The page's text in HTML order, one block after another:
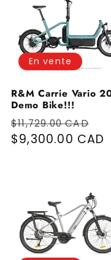
En vente
R&M Carrie Vario
Demo Bike!!!
Prix habituel
$11,729.00 CAD
$9,300.00 CAD